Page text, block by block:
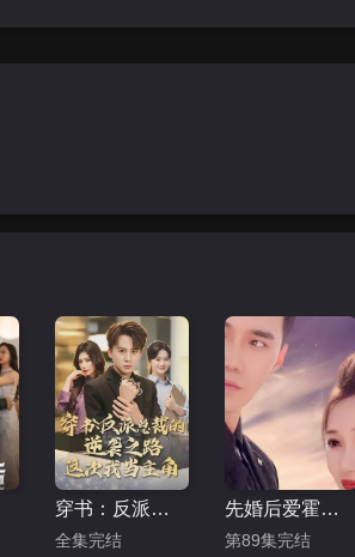
穿书：反派总裁的逆袭之路，这次我当主角
全集完结
先婚后爱霍总甜蜜宠妻
第89集完结